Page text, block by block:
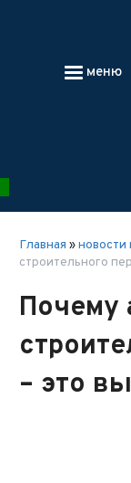
меню
Главная »новости
строительного
Почему
– это